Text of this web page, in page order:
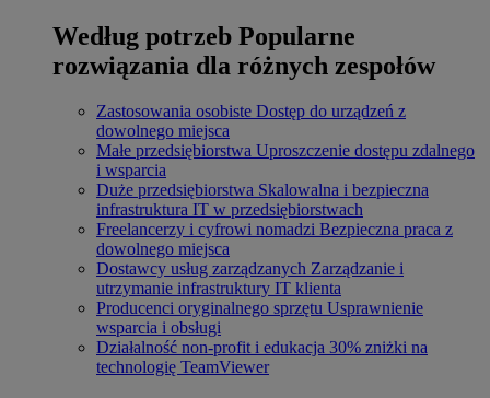
Według potrzeb Popularne
rozwiązania dla różnych zespołów
Zastosowania osobiste Dostęp do urządzeń z
dowolnego miejsca
Małe przedsiębiorstwa Uproszczenie dostępu zdalnego
i wsparcia
Duże przedsiębiorstwa Skalowalna i bezpieczna
infrastruktura IT w przedsiębiorstwach
Freelancerzy i cyfrowi nomadzi Bezpieczna praca z
dowolnego miejsca
Dostawcy usług zarządzanych Zarządzanie i
utrzymanie infrastruktury IT klienta
Producenci oryginalnego sprzętu Usprawnienie
wsparcia i obsługi
Działalność non-profit i edukacja 30% zniżki na
technologię TeamViewer